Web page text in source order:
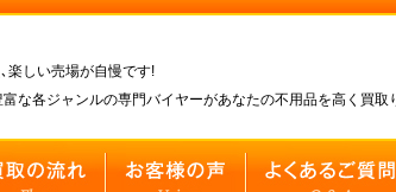
楽しい売場が自慢です!
な各ジャンルの専門バイヤーがあなたの不用品を高く買取